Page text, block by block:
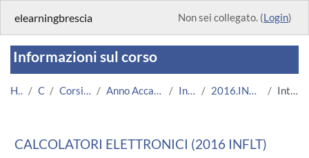
elearningbrescia Non sei collegato. (Login)
Informazioni sul corso
Home Corsi Corsi Istituzionali Anno Accademico 2016/2017 Ingegneria 2016.INFLT.703012-7894 Introduzione
CALCOLATORI ELETTRONICI (2016 INFLT)